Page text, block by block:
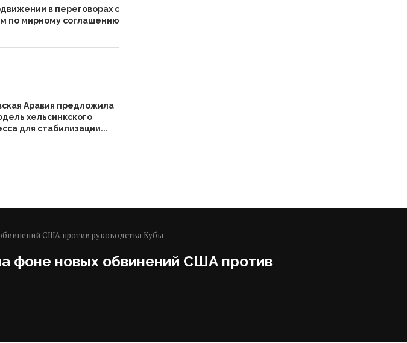
в переговорах с
по мирному соглашению
Аравия предложила
хельсинкского
для стабилизации...
США против руководства Кубы
фоне новых обвинений США против